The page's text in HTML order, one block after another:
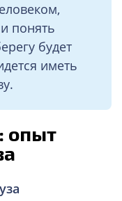
понять
будет
иметь
опыт